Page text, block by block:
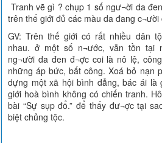
Tranh vẽ gì ? chụp 1 số ngư¬ời da
trên thế giới đủ các màu da đang c¬ười
GV: Trên thế giới có rất nhiều dân
nhau. ở một số n¬ước, vẫn tồn tại
ng¬ười da đen đ¬ợc coi là nô lệ,
những áp bức, bất công. Xoá bỏ nạn
dựng một xã hội bình đẳng, bác ái là
giới hoà bình không có chiến tranh.
bài “Sự sụp đổ.” để thấy đư¬ợc tại
biệt chủng tộc.